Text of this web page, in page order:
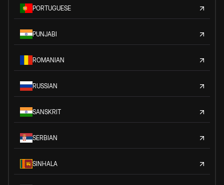
PORTUGUESE
PUNJABI
ROMANIAN
RUSSIAN
SANSKRIT
SERBIAN
SINHALA